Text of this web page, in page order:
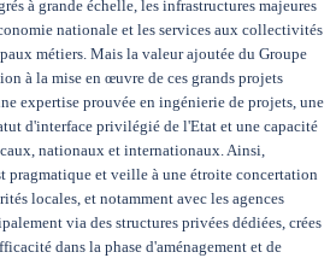
à grande échelle, les infrastructures majeures
nationale et les services aux collectivités
métiers. Mais la valeur ajoutée du Groupe
à la mise en œuvre de ces grands projets
expertise prouvée en ingénierie de projets, une
d'interface privilégié de l'Etat et une capacité
nationaux et internationaux. Ainsi,
pragmatique et veille à une étroite concertation
locales, et notamment avec les agences
via des structures privées dédiées, crées
dans la phase d'aménagement et de